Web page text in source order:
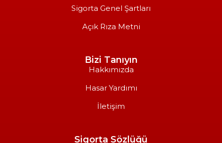
Sigorta Genel Şartları
Açık Rıza Metni
Bizi Tanıyın
Hakkımızda
Hasar Yardımı
İletişim
Sigorta Sözlüğü